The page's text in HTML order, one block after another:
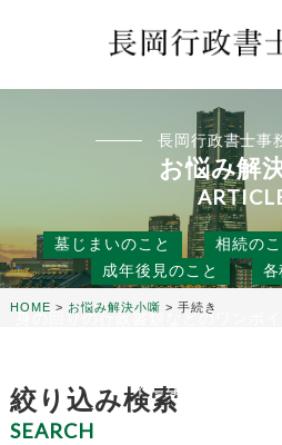
長岡行政書士事
お悩み解
墓じまいのこと 相続のこ
成年後見のこと
各
身の回りの行政書類などのワンポ
ネになる小噺をお
HOME > お悩み解決小噺 > 手続き
絞り込み検索
SEARCH